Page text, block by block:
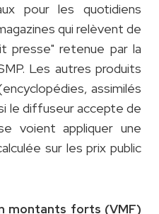
pour les quotidiens
qui relèvent de
presse" retenue par la
Les autres produits
assimilés
le diffuseur accepte de
voient appliquer une
sur les prix public
montants forts (VMF)